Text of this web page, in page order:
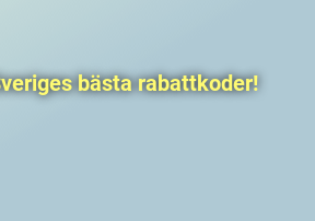
bästa rabattkoder!